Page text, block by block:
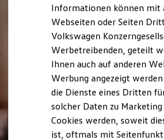
Lifestyle Shop
T-Roc Kollektion
Golf Kollektion
ID. Kollektion
Volkswagen Kollektion
R-Kollektion
GTI Kollektion
Fußball Drop
we drive football
#wedriveproud
Besitzer und Service
Informationen können mit
Webseiten oder Seiten
Volkswagen
Werbetreibenden, geteilt
Ihnen auch auf anderen
Werbung angezeigt
die Dienste eines Dritten
solcher Daten zu Marketing
Cookies werden, soweit
ist, oftmals mit